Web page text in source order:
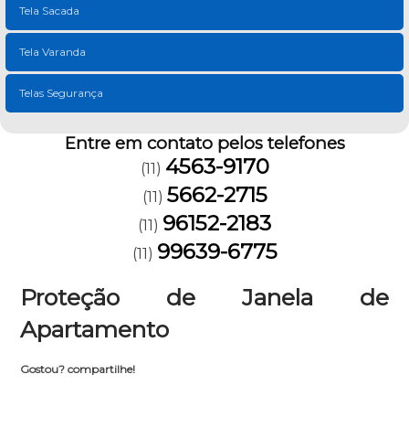
Tela Sacada
Tela Varanda
Telas Segurança
Entre em contato pelos telefones
(11) 4563-9170
(11) 5662-2715
(11) 96152-2183
(11) 99639-6775
Proteção de Janela de
Apartamento
Gostou? compartilhe!